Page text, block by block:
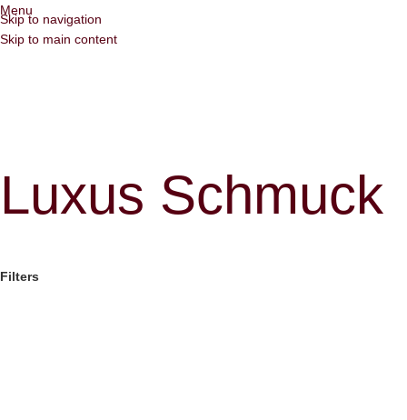
Skip to navigation
Skip to main content
Menu
Luxus Schmuck
Filters